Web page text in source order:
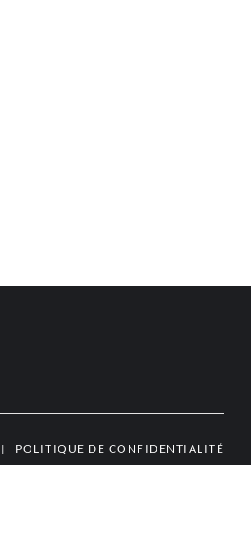
| POLITIQUE DE CONFIDENTIALITÉ